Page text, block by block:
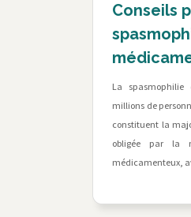
Conseils
La
millions de
constituent la
obligée par la
médicamenteux,